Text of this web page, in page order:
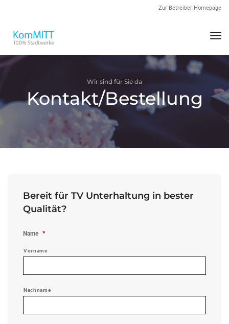
Zur Betreiber Homepage
Wir sind für Sie da
Kontakt/Bestellung
Bereit für TV Unterhaltung in bester
Qualität?
Name *
Vorname
Nachname